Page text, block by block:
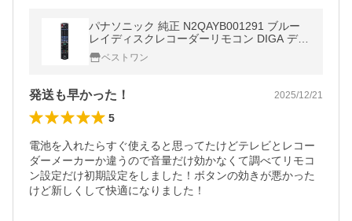
パナソニック 純正 N2QAYB001291 ブルー
レイディスクレコーダーリモコン DIGA ディ
ーガ Panasonic
ベストワン
発送も早かった！ 2025/12/21
5
電池を入れたらすぐ使えると思ってたけどテレビとレコー
ダーメーカーか違うので音量だけ効かなくて調べてリモコ
ン設定だけ初期設定をしました！ボタンの効きが悪かった
けど新しくして快適になりました！